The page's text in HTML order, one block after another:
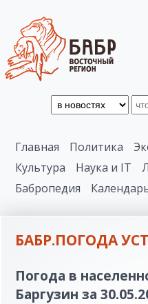
Главная Политика
Культура
Наука и IT
Бабропедия
БАБР.ПОГОДА
Погода в
Баргузин за